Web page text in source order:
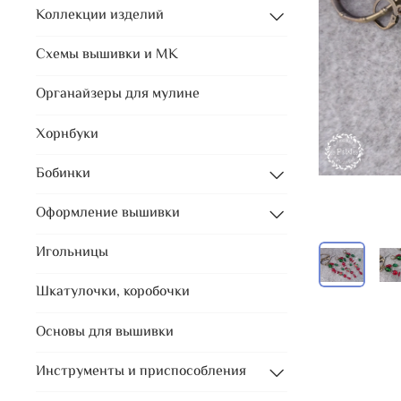
Коллекции изделий
Схемы вышивки и МК
Органайзеры для мулине
Хорнбуки
Бобинки
Оформление вышивки
Игольницы
Шкатулочки, коробочки
Основы для вышивки
Инструменты и приспособления